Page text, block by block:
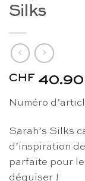
Silks
CHF 40.90
Numéro
Sarah’s Silks
d’inspiration
parfaite pour
déguiser !